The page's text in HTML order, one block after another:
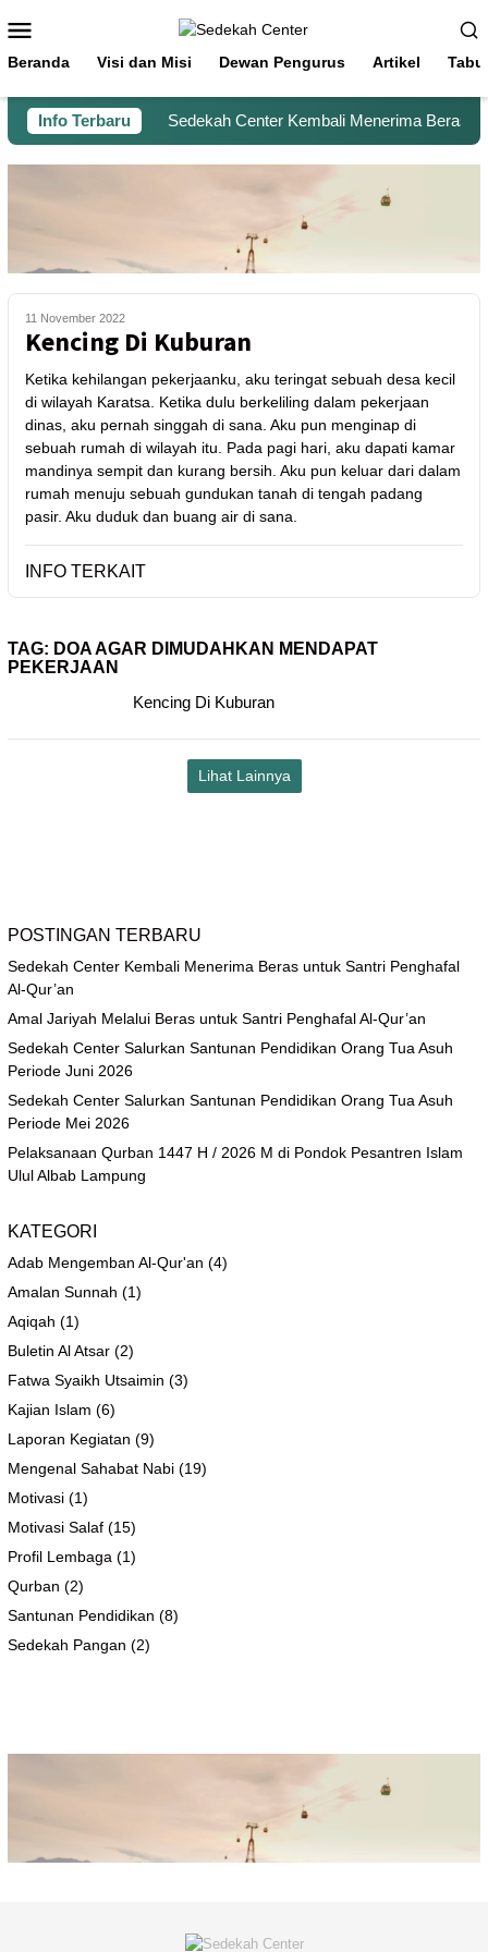
Beranda Visi dan Misi Dewan Pengurus Artikel
Info Terbaru Sedekah Center Kembali Menerima Beras
11 November 2022
Kencing Di Kuburan
Ketika kehilangan pekerjaanku, aku teringat sebuah desa kecil
di wilayah Karatsa. Ketika dulu berkeliling dalam pekerjaan
dinas, aku pernah singgah di sana. Aku pun menginap di
sebuah rumah di wilayah itu. Pada pagi hari, aku dapati kamar
mandinya sempit dan kurang bersih. Aku pun keluar dari dalam
rumah menuju sebuah gundukan tanah di tengah padang
pasir. Aku duduk dan buang air di sana.
INFO TERKAIT
TAG: DOA AGAR DIMUDAHKAN MENDAPAT
PEKERJAAN
Kencing Di Kuburan
Lihat Lainnya
POSTINGAN TERBARU
Sedekah Center Kembali Menerima Beras untuk Santri Penghafal
Al-Qur’an
Amal Jariyah Melalui Beras untuk Santri Penghafal Al-Qur’an
Sedekah Center Salurkan Santunan Pendidikan Orang Tua Asuh
Periode Juni 2026
Sedekah Center Salurkan Santunan Pendidikan Orang Tua Asuh
Periode Mei 2026
Pelaksanaan Qurban 1447 H / 2026 M di Pondok Pesantren Islam
Ulul Albab Lampung
KATEGORI
Adab Mengemban Al-Qur'an (4)
Amalan Sunnah (1)
Aqiqah (1)
Buletin Al Atsar (2)
Fatwa Syaikh Utsaimin (3)
Kajian Islam (6)
Laporan Kegiatan (9)
Mengenal Sahabat Nabi (19)
Motivasi (1)
Motivasi Salaf (15)
Profil Lembaga (1)
Qurban (2)
Santunan Pendidikan (8)
Sedekah Pangan (2)